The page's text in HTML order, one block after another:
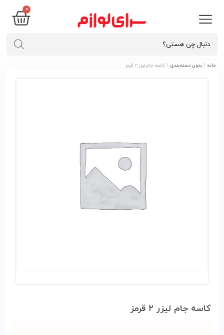
۰
خانه / بدون دسته‌بندی / کاسه جام ليزر ۲ قرمز
کاسه جام ليزر ۲ قرمز